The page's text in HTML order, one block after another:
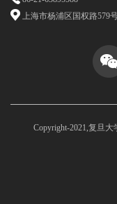
上海市杨浦区国权路579
Copyright-2021,复旦